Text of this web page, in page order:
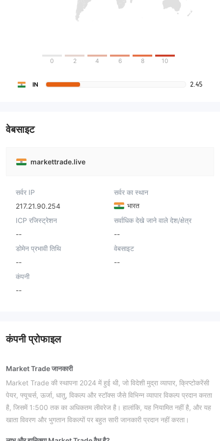
0 2 4 6 8 10
IN 2.45
वेबसाइट
markettrade.live
सर्वर IP
217.21.90.254
सर्वर का स्थान
भारत
ICP रजिस्ट्रेशन
--
सर्वाधिक देखे जाने वाले देश/क्षेत्र
--
डोमेन प्रभावी तिथि
--
वेबसाइट
--
कंपनी
--
कंपनी प्रोफाइल
Market Trade जानकारी
Market Trade की स्थापना 2024 में हुई थी, जो विदेशी मुद्रा व्यापार, क्रिप्टोकरेंसी
पेयर, फ्यूचर्स, ऊर्जा, धातु, विकल्प और स्टॉक्स जैसे विभिन्न व्यापार विकल्प प्रदान करता
है, जिसमें 1:500 तक का अधिकतम लीवरेज है। हालांकि, यह नियामित नहीं है, और यह
खाता विवरण और भुगतान विकल्पों पर बहुत सारी जानकारी प्रदान नहीं करता।